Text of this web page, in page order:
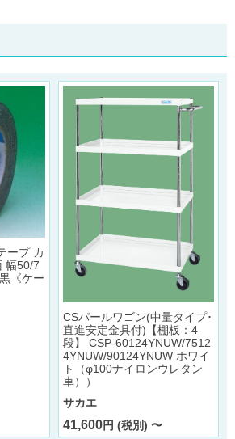
ープ カ
幅50/7
《ケー
CSパールワゴン(中量タイプ･
直進安定金具付)【棚板：4
段】 CSP-60124YNUW/7512
4YNUW/90124YNUW ホワイ
ト（φ100ナイロンウレタン
車））
サカエ
41,600円 (税別) 〜